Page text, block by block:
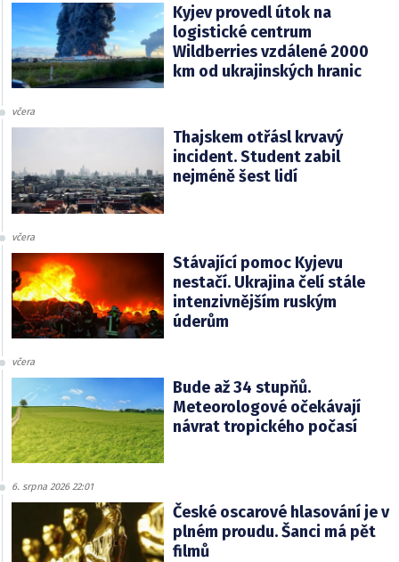
Kyjev provedl útok na
logistické centrum
Wildberries vzdálené 2000
km od ukrajinských hranic
včera
Thajskem otřásl krvavý
incident. Student zabil
nejméně šest lidí
včera
Stávající pomoc Kyjevu
nestačí. Ukrajina čelí stále
intenzivnějším ruským
úderům
včera
Bude až 34 stupňů.
Meteorologové očekávají
návrat tropického počasí
6. srpna 2026 22:01
České oscarové hlasování je v
plném proudu. Šanci má pět
filmů